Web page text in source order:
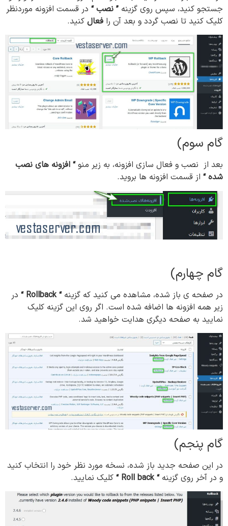
جستجو کنید، سپس روی گزینه ” نصب “ در قسمت افزونه موردنظر
کلیک کنید تا نصب گردد و بعد آن را فعال کنید.
گام سوم)
بعد از نصب و فعال سازی افزونه، به زیر منو“ افزونه های نصب
شده “ از قسمت افزونه ها بروید.
گام چهارم)
در صفحه ی باز شده، مشاهده می کنید که گزینه “
Rollback
“ در
زیر همه افزونه ها اضافه شده است. اگر روی این گزینه کلیک
نمایید به صفحه دیگری هدایت خواهید شد.
گام پنجم)
در این صفحه جدید باز شده، نسخه مورد نظر خود را انتخاب کنید
و در آخر روی گزینه“
Roll back “ کلیک نمایید.